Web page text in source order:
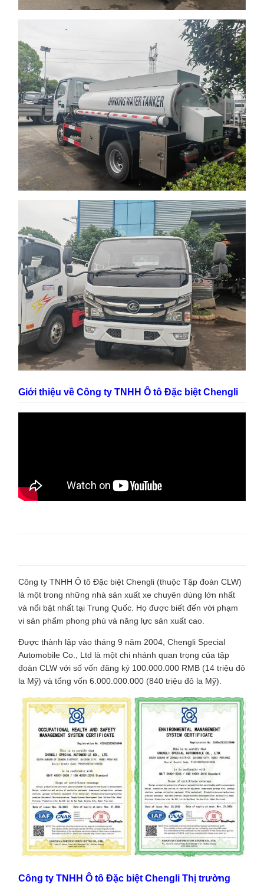
Giới thiệu về Công ty TNHH Ô tô Đặc biệt Chengli
Công ty TNHH Ô tô Đặc biệt Chengli (thuộc Tập đoàn CLW)
là một trong những nhà sản xuất xe chuyên dùng lớn nhất
và nổi bật nhất tại Trung Quốc. Họ được biết đến với phạm
vi sản phẩm phong phú và năng lực sản xuất cao.
Được thành lập vào tháng 9 năm 2004, Chengli Special
Automobile Co., Ltd là một chi nhánh quan trọng của tập
đoàn CLW với số vốn đăng ký 100.000.000 RMB (14 triệu đô
la Mỹ) và tổng vốn 6.000.000.000 (840 triệu đô la Mỹ).
Công ty TNHH Ô tô Đặc biệt Chengli Thị trường